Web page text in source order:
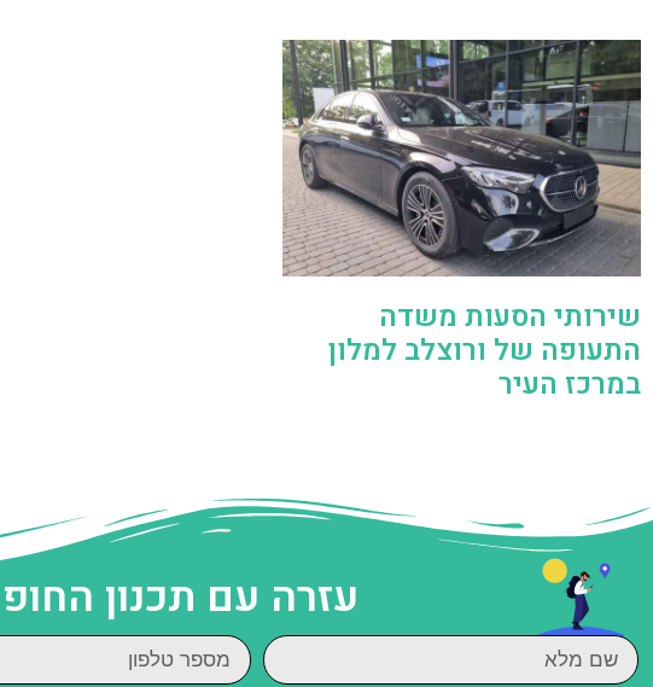
שירותי הסעות משדה
התעופה של ורוצלב למלון
במרכז העיר
עזרה עם תכנון